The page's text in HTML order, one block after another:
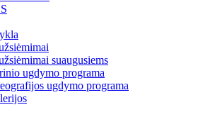
suaugusiems
ugdymo programa
ugdymo programa